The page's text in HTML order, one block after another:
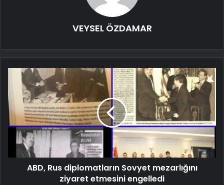
VEYSEL ÖZDAMAR
ABD, Rus diplomatların Sovyet mezarlığını
ziyaret etmesini engelledi